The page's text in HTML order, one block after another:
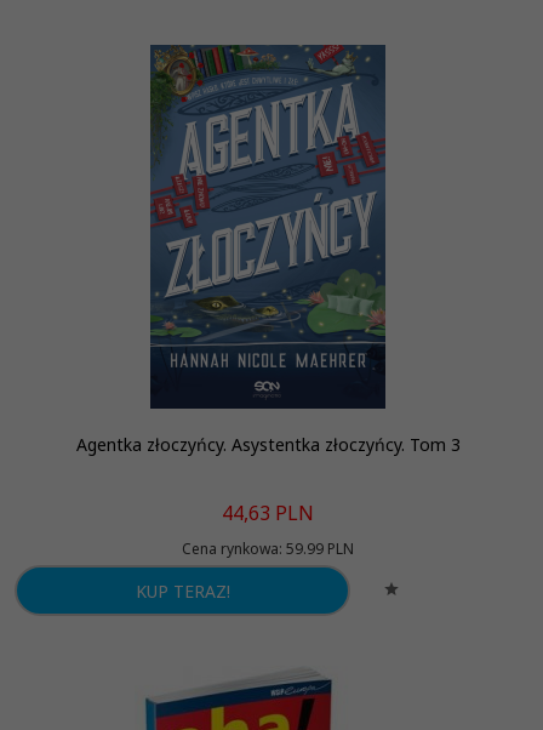
Agentka złoczyńcy. Asystentka złoczyńcy. Tom 3
44,63 PLN
Cena rynkowa: 59.99 PLN
KUP TERAZ!